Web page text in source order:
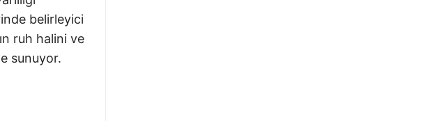
belirleyici
ruh halini ve
sunuyor.